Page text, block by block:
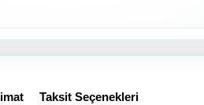
Taksit Seçenekleri